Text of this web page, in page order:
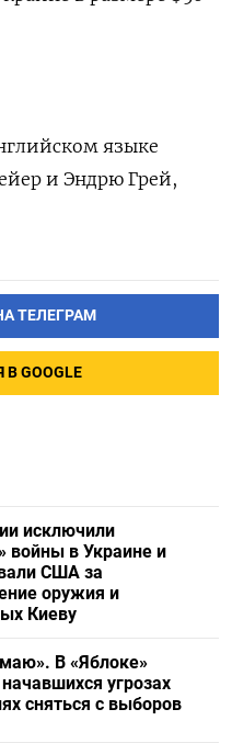
языке
и Эндрю Грей,
ТЕЛЕГРАМ
GOOGLE
исключили
войны в Украине и
США за
оружия и
Киеву
В «Яблоке»
угрозах
сняться с выборов